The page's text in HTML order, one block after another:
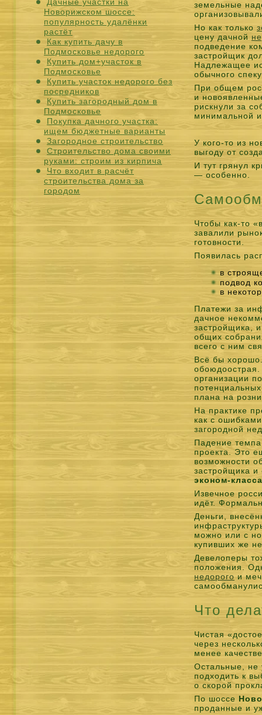
Новорижском шоссе:
популярность удалёнки
растёт
Как купить дачу в
Подмосковье недорого
Купить дом+участок в
Подмосковье
Купить участок недорого без
посредников
Купить загородный дом в
Подмосковье
Покупка дачного участка:
ищем бюджетные варианты
Загородное строительство
Строительство дома своими
руками: строим из кирпича
Что входит в расчёт
строительства дома за
городом
земельные
Но как только
цену дачной
подведение
застройщик
Надлежащее
обычного
При общем
и
рискнули за
минимальной
У кого-то из
выгоду от
И тут грянул
— особенно.
Чтобы как-то
завалили
готовности.
Появилась
в
подвод
в
Платежи за
дачное
застройщика,
общих
всего с ним
Всё бы
организации
плана на
На практике
как с
загородной
Падение темпа
проекта. Это
возможности
застройщика
эконом-класса
Извечное
идёт.
Деньги,
можно или с
купивших же
Девелоперы
положения.
недорого и
Что
Чистая
через
менее
Остальные, не
подходить к
о скорой
По шоссе
проданные и